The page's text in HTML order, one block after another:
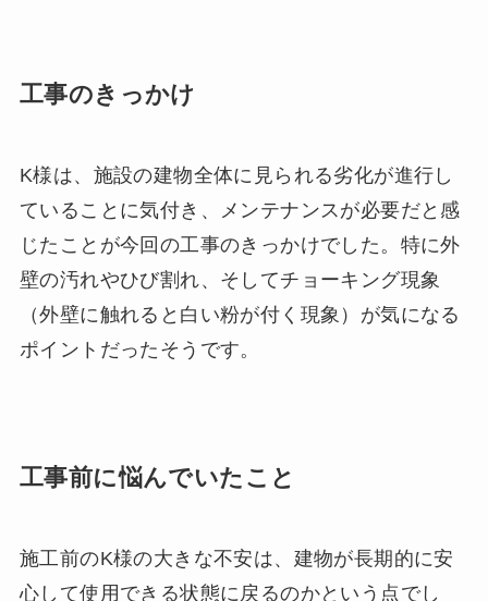
工事のきっかけ
K様は、施設の建物全体に見られる劣化が進行し
ていることに気付き、メンテナンスが必要だと感
じたことが今回の工事のきっかけでした。特に外
壁の汚れやひび割れ、そしてチョーキング現象
（外壁に触れると白い粉が付く現象）が気になる
ポイントだったそうです。
工事前に悩んでいたこと
施工前のK様の大きな不安は、建物が長期的に安
心して使用できる状態に戻るのかという点でし